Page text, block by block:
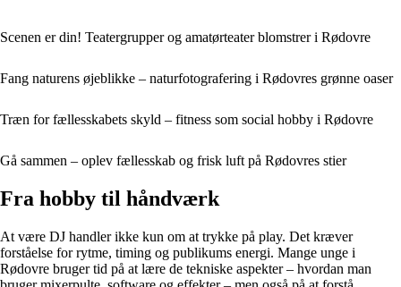
Scenen er din! Teatergrupper og amatørteater blomstrer i Rødovre
Fang naturens øjeblikke – naturfotografering i Rødovres grønne oaser
Træn for fællesskabets skyld – fitness som social hobby i Rødovre
Gå sammen – oplev fællesskab og frisk luft på Rødovres stier
Fra hobby til håndværk
At være DJ handler ikke kun om at trykke på play. Det kræver
forståelse for rytme, timing og publikums energi. Mange unge i
Rødovre bruger tid på at lære de tekniske aspekter – hvordan man